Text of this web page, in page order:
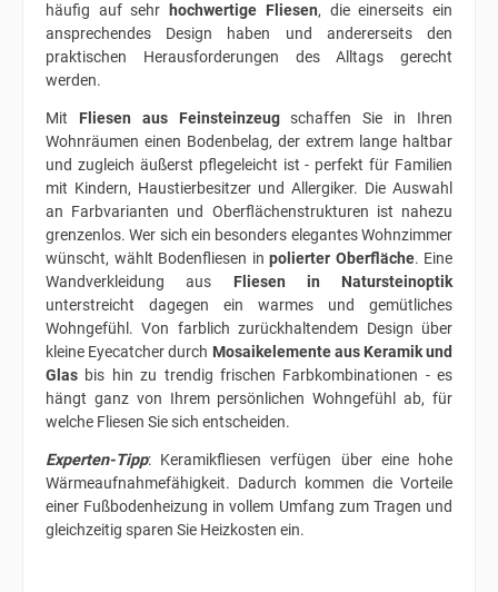
häufig auf sehr hochwertige Fliesen, die einerseits ein
ansprechendes Design haben und andererseits den
praktischen Herausforderungen des Alltags gerecht
werden.
Mit Fliesen aus Feinsteinzeugschaffen Sie in Ihren
Wohnräumen einen Bodenbelag, der extrem lange haltbar
und zugleich äußerst pflegeleicht ist - perfekt für Familien
mit Kindern, Haustierbesitzer und Allergiker. Die Auswahl
an Farbvarianten und Oberflächenstrukturen ist nahezu
grenzenlos. Wer sich ein besonders elegantes Wohnzimmer
wünscht, wählt Bodenfliesen in polierter Oberfläche. Eine
Wandverkleidung aus Fliesen in Natursteinoptik
unterstreicht dagegen ein warmes und gemütliches
Wohngefühl. Von farblich zurückhaltendem Design über
kleine Eyecatcher durch Mosaikelemente aus Keramik und
Glas bis hin zu trendig frischen Farbkombinationen - es
hängt ganz von Ihrem persönlichen Wohngefühl ab, für
welche Fliesen Sie sich entscheiden.
Experten-Tipp: Keramikfliesen verfügen über eine hohe
Wärmeaufnahmefähigkeit. Dadurch kommen die Vorteile
einer Fußbodenheizung in vollem Umfang zum Tragen und
gleichzeitig sparen Sie Heizkosten ein.